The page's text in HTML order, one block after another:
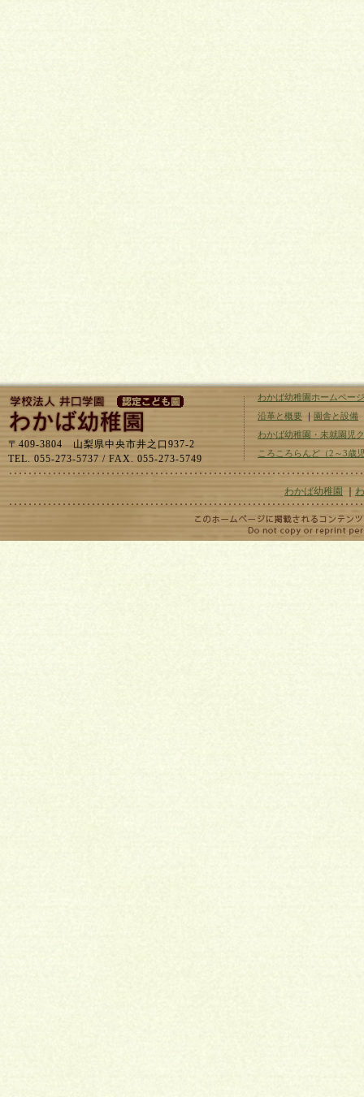
〒409-3804 山梨県中央市井之口937-2
TEL. 055-273-5737 / FAX. 055-273-5749
わかば幼稚園ホームペー
沿革と概要 ｜ 園舎と設備
わかば幼稚園・未就園児
ころころらんど（2～3歳
わかば幼稚園